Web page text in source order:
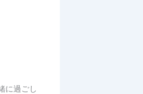
に過ごし